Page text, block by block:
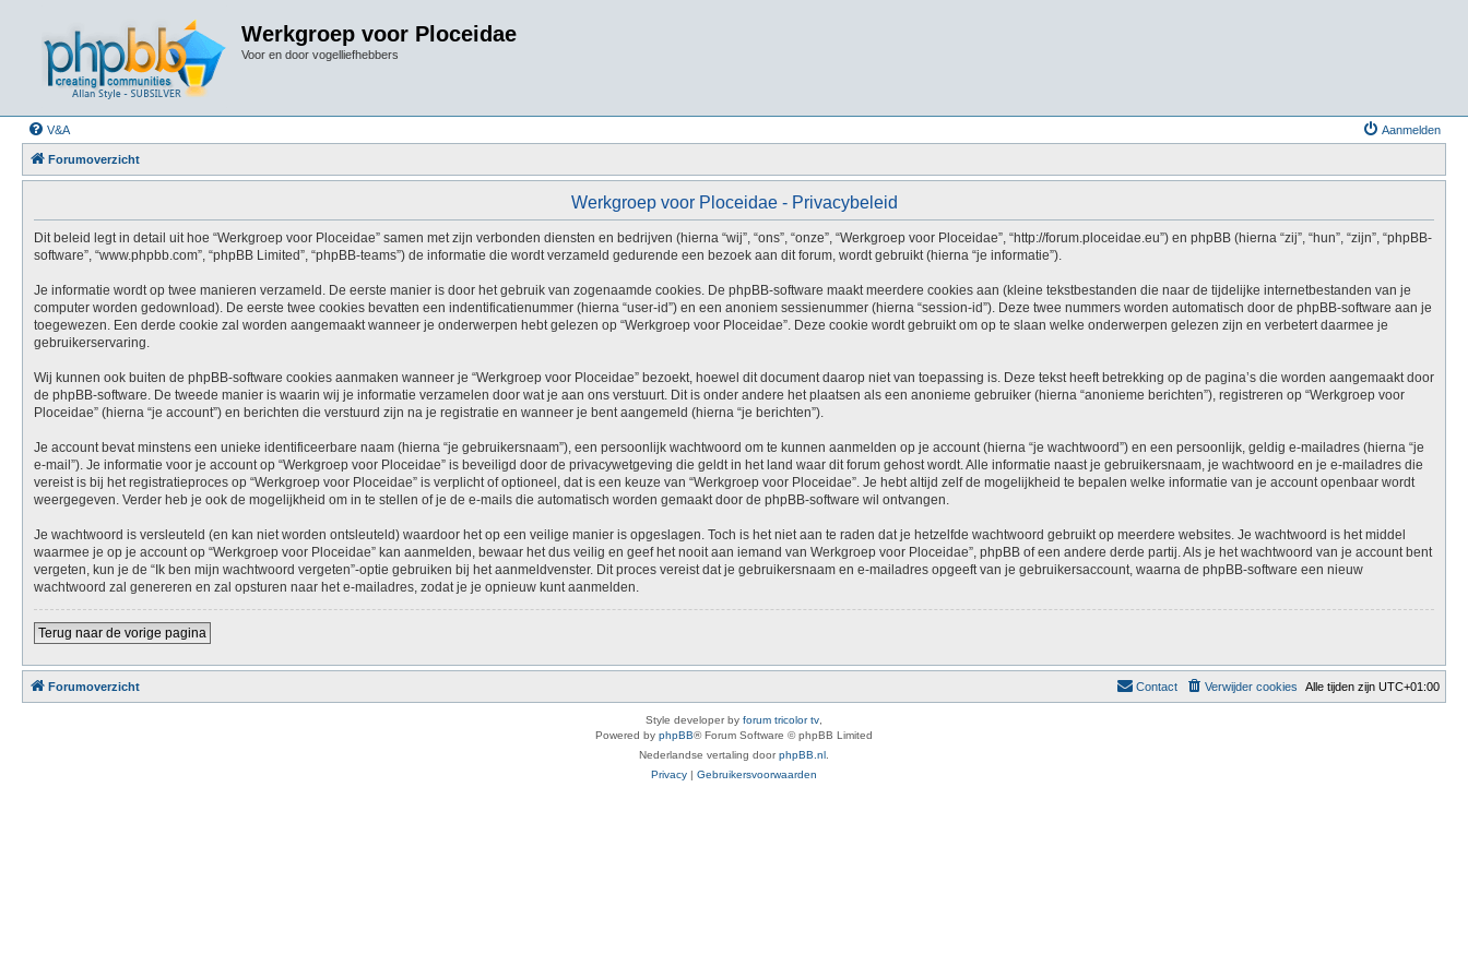
Werkgroep voor Ploceidae
Voor en door vogelliefhebbers
V&A Aanmelden
Forumoverzicht
Werkgroep voor Ploceidae - Privacybeleid
Dit beleid legt in detail uit hoe “Werkgroep voor Ploceidae” samen met zijn verbonden diensten en bedrijven (hierna “wij”, “ons”, “onze”, “Werkgroep voor Ploceidae”, “http://forum.ploceidae.eu”) en phpBB (hierna “zij”, “hun”, “zijn”, “phpBB-
software”, “www.phpbb.com”, “phpBB Limited”, “phpBB-teams”) de informatie die wordt verzameld gedurende een bezoek aan dit forum, wordt gebruikt (hierna “je informatie”).
Je informatie wordt op twee manieren verzameld. De eerste manier is door het gebruik van zogenaamde cookies. De phpBB-software maakt meerdere cookies aan (kleine tekstbestanden die naar de tijdelijke internetbestanden van je
computer worden gedownload). De eerste twee cookies bevatten een indentificatienummer (hierna “user-id”) en een anoniem sessienummer (hierna “session-id”). Deze twee nummers worden automatisch door de phpBB-software aan je
toegewezen. Een derde cookie zal worden aangemaakt wanneer je onderwerpen hebt gelezen op “Werkgroep voor Ploceidae”. Deze cookie wordt gebruikt om op te slaan welke onderwerpen gelezen zijn en verbetert daarmee je
gebruikerservaring.
Wij kunnen ook buiten de phpBB-software cookies aanmaken wanneer je “Werkgroep voor Ploceidae” bezoekt, hoewel dit document daarop niet van toepassing is. Deze tekst heeft betrekking op de pagina’s die worden aangemaakt door
de phpBB-software. De tweede manier is waarin wij je informatie verzamelen door wat je aan ons verstuurt. Dit is onder andere het plaatsen als een anonieme gebruiker (hierna “anonieme berichten”), registreren op “Werkgroep voor
Ploceidae” (hierna “je account”) en berichten die verstuurd zijn na je registratie en wanneer je bent aangemeld (hierna “je berichten”).
Je account bevat minstens een unieke identificeerbare naam (hierna “je gebruikersnaam”), een persoonlijk wachtwoord om te kunnen aanmelden op je account (hierna “je wachtwoord”) en een persoonlijk, geldig e-mailadres (hierna “je
e-mail”). Je informatie voor je account op “Werkgroep voor Ploceidae” is beveiligd door de privacywetgeving die geldt in het land waar dit forum gehost wordt. Alle informatie naast je gebruikersnaam, je wachtwoord en je e-mailadres die
vereist is bij het registratieproces op “Werkgroep voor Ploceidae” is verplicht of optioneel, dat is een keuze van “Werkgroep voor Ploceidae”. Je hebt altijd zelf de mogelijkheid te bepalen welke informatie van je account openbaar wordt
weergegeven. Verder heb je ook de mogelijkheid om in te stellen of je de e-mails die automatisch worden gemaakt door de phpBB-software wil ontvangen.
Je wachtwoord is versleuteld (en kan niet worden ontsleuteld) waardoor het op een veilige manier is opgeslagen. Toch is het niet aan te raden dat je hetzelfde wachtwoord gebruikt op meerdere websites. Je wachtwoord is het middel
waarmee je op je account op “Werkgroep voor Ploceidae” kan aanmelden, bewaar het dus veilig en geef het nooit aan iemand van Werkgroep voor Ploceidae”, phpBB of een andere derde partij. Als je het wachtwoord van je account bent
vergeten, kun je de “Ik ben mijn wachtwoord vergeten”-optie gebruiken bij het aanmeldvenster. Dit proces vereist dat je gebruikersnaam en e-mailadres opgeeft van je gebruikersaccount, waarna de phpBB-software een nieuw
wachtwoord zal genereren en zal opsturen naar het e-mailadres, zodat je je opnieuw kunt aanmelden.
Terug naar de vorige pagina
Forumoverzicht Alle tijden zijn UTC+01:00
Verwijder cookies
Contact
Style developer by forum tricolor tv
Powered by phpBB® Forum Software © phpBB Limited
Nederlandse vertaling doorphpBB.nl
Privacy | Gebruikersvoorwaarden